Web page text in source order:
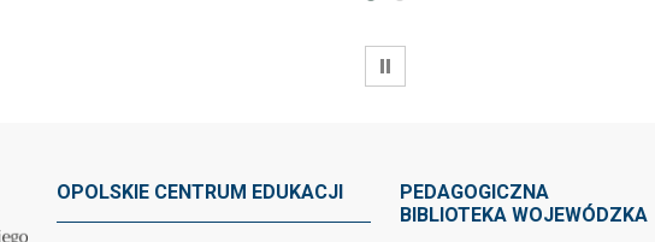
WSTRZYMAJ
OPOLSKIE CENTRUM EDUKACJI
PEDAGOGICZNA
BIBLIOTEKA WOJEWÓDZKA